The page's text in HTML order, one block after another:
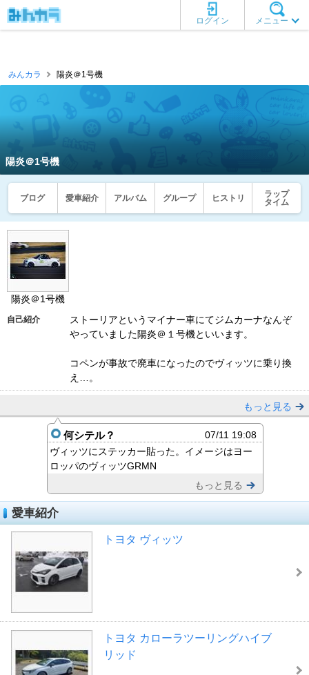
メニュー
ログイン
みんカラ 陽炎＠1号機
陽炎＠1号機
ブログ 愛車紹介 アルバム グループ ヒストリ
ラップ
タイム
陽炎＠1号機
自己紹介
ストーリアというマイナー車にてジムカーナなんぞ
やっていました陽炎＠１号機といいます。
コペンが事故で廃車になったのでヴィッツに乗り換
え…。
もっと見る
何シテル？
07/11 19:08
ヴィッツにステッカー貼った。イメージはヨー
ロッパのヴィッツGRMN
もっと見る
愛車紹介
トヨタ ヴィッツ
トヨタ カローラツーリングハイブ
リッド